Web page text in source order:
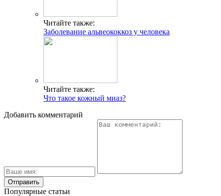
Читайте также:
Заболевание альвеококкоз у человека
Читайте также:
Что такое кожный миаз?
Добавить комментарий
Популярные статьи